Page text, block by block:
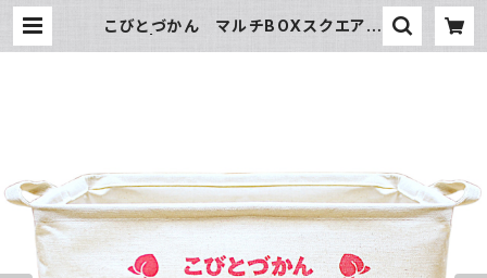
こびとづかん マルチBOXスクエア